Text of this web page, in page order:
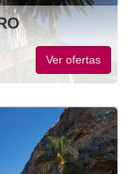
Ver ofertas